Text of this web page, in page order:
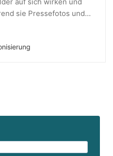
sie Pressefotos und…